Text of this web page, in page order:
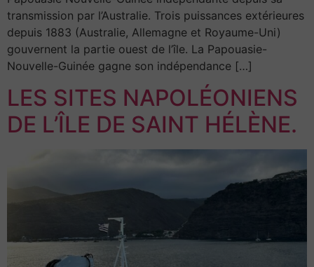
transmission par l’Australie. Trois puissances extérieures
depuis 1883 (Australie, Allemagne et Royaume-Uni)
gouvernent la partie ouest de l’île. La Papouasie-
Nouvelle-Guinée gagne son indépendance […]
LES SITES NAPOLÉONIENS
DE L’ÎLE DE SAINT HÉLÈNE.